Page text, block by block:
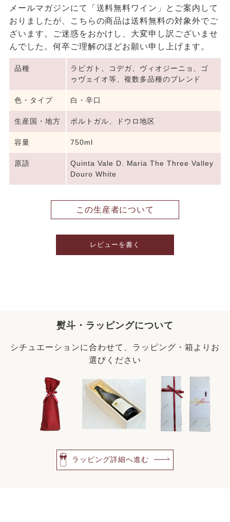
メールマガジンにて「送料無料ワイン」とご案内して
おりましたが、こちらの商品は送料無料の対象外でご
ざいます。ご迷惑をおかけし、大変申し訳ございませ
んでした。何卒ご理解のほどお願い申し上げます。
品種
ラビガト、コデガ、ヴィオジーニョ、ゴ
ゥヴェイオ等、複数多品種のブレンド
色・タイプ 白・辛口
生産国・地方 ポルトガル、ドウロ地区
容量 750ml
原語
Quinta Vale D. Maria The Three Valley
Douro White
この生産者について
レビューを書く
熨斗・ラッピングについて
シチュエーションに合わせて、ラッピング・箱よりお
選びください
ラッピング詳細へ進む